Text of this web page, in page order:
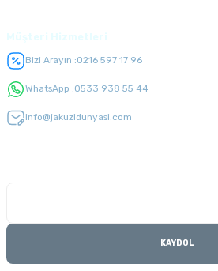
Bizi Arayın :0216 597 17 96
WhatsApp :0533 938 55 44
info@jakuzidunyasi.com
KAYDOL